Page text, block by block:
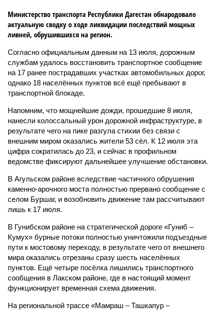
Министерство транспорта Республики Дагестан обнародовало
актуальную сводку о ходе ликвидации последствий мощных
ливней, обрушившихся на регион.
Согласно официальным данным на 13 июля, дорожным
службам удалось восстановить транспортное сообщение
на 17 ранее пострадавших участках автомобильных дорог,
однако 18 населённых пунктов всё ещё пребывают в
транспортной блокаде.
Напомним, что мощнейшие дожди, прошедшие 8 июля,
нанесли колоссальный урон дорожной инфраструктуре, в
результате чего на пике разгула стихии без связи с
внешним миром оказались жители 53 сёл. К 12 июля эта
цифра сократилась до 23, и сейчас в профильном
ведомстве фиксируют дальнейшее улучшение обстановки.
В Агульском районе вследствие частичного обрушения
каменно-арочного моста полностью прервано сообщение с
селом Буршаг, и возобновить движение там рассчитывают
лишь к 17 июля.
В Гунибском районе на стратегической дороге «Гуниб –
Кумух» бурные потоки полностью уничтожили подъездные
пути к мостовому переходу, в результате чего от внешнего
мира оказались отрезаны сразу шесть населённых
пунктов. Ещё четыре посёлка лишились транспортного
сообщения в Лакском районе, где в настоящий момент
функционирует временная схема движения.
На региональной трассе «Мамраш – Ташкапур –